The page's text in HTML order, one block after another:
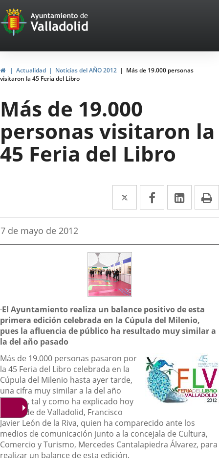
Portal
Web
del
Ayuntamiento
de
Valladolid
InicioActualidad Noticias del AÑO 2012
Más de 19.000 personas
visitaron la 45 Feria del Libro
Más de 19.000
personas visitaron la
45 Feria del Libro
Twitter
Enlace
a
aplicación
externa.
Facebook
Enlace
a
aplicación
Enlace
a
Fecha
la
7 de mayo de 2012
Descripción
·El Ayuntamiento realiza un balance positivo de esta
primera edición celebrada en la Cúpula del Milenio,
pues la afluencia de público ha resultado muy similar a
la del año pasado
Más de 19.000 personas pasaron por
la 45 Feria del Libro celebrada en la
Cúpula del Milenio hasta ayer tarde,
una cifra muy similar a la del año
pasado, tal y como ha explicado hoy
el alcalde de Valladolid, Francisco
Javier León de la Riva, quien ha comparecido ante los
medios de comunicación junto a la concejala de Cultura,
Comercio y Turismo, Mercedes Cantalapiedra Álvarez, para
realizar un balance de esta edición.